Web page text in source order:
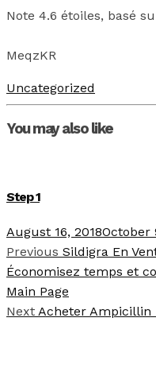
Note 4.6 étoiles, basé
MeqzKR
Uncategorized
You may also like
Step 1
August 16, 2018October
Previous Sildigra En
Économisez temps et
Main Page
Next Acheter Ampicillin